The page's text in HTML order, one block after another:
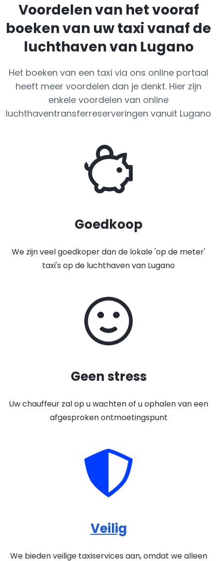
Voordelen van het vooraf
boeken van uw taxi vanaf de
luchthaven van Lugano
Het boeken van een taxi via ons online portaal
heeft meer voordelen dan je denkt. Hier zijn
enkele voordelen van online
luchthaventransferreserveringen vanuit Lugano
Goedkoop
We zijn veel goedkoper dan de lokale 'op de meter'
taxi's op de luchthaven van Lugano
Geen stress
Uw chauffeur zal op u wachten of u ophalen van een
afgesproken ontmoetingspunt
Veilig
We bieden veilige taxiservices aan, omdat we alleen